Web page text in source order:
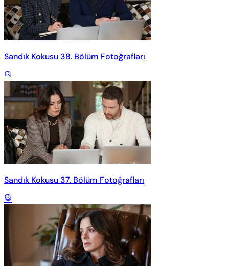
Sandık Kokusu 38. Bölüm Fotoğrafları
Sandık Kokusu 37. Bölüm Fotoğrafları